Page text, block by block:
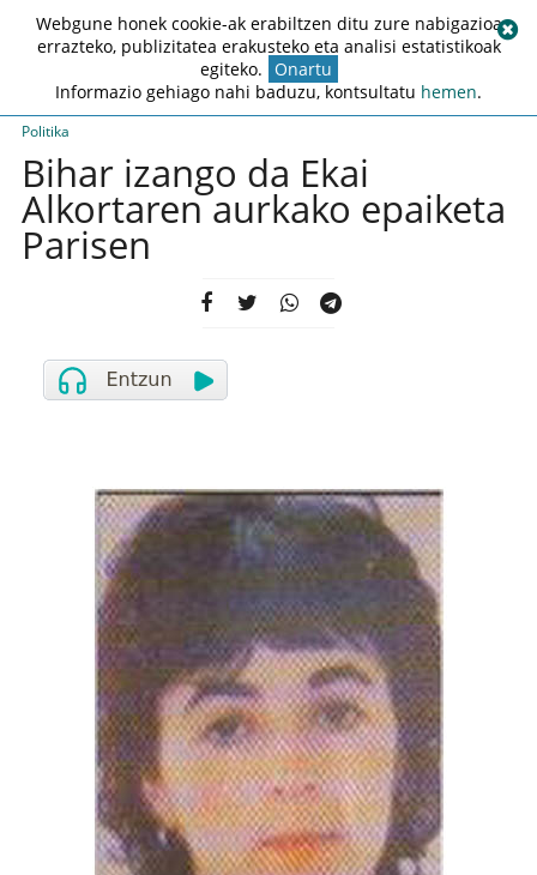
Politika
Bihar izango da Ekai
Alkortaren aurkako epaiketa
Parisen
Webgune honek cookie-ak erabiltzen ditu zure nabigazioa
errazteko, publizitatea erakusteko eta analisi estatistikoak
egiteko. Onartu
Informazio gehiago nahi baduzu, kontsultatu hemen.